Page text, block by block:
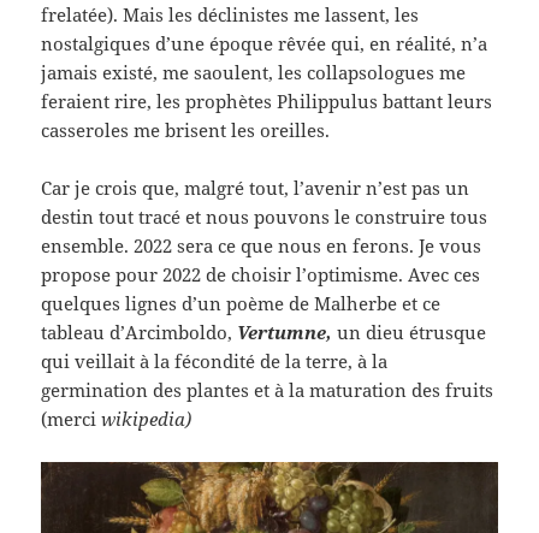
frelatée). Mais les déclinistes me lassent, les
nostalgiques d’une époque rêvée qui, en réalité, n’a
jamais existé, me saoulent, les collapsologues me
feraient rire, les prophètes Philippulus battant leurs
casseroles me brisent les oreilles.
Car je crois que, malgré tout, l’avenir n’est pas un
destin tout tracé et nous pouvons le construire tous
ensemble. 2022 sera ce que nous en ferons. Je vous
propose pour 2022 de choisir l’optimisme. Avec ces
quelques lignes d’un poème de Malherbe et ce
tableau d’Arcimboldo, Vertumne,un dieu étrusque
qui veillait à la fécondité de la terre, à la
germination des plantes et à la maturation des fruits
(merciwikipedia)